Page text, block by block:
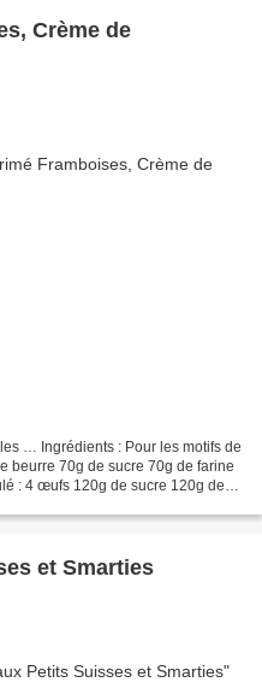
Crème de
… Ingrédients : Pour les motifs de
beurre 70g de sucre 70g de farine
: 4 œufs 120g de sucre 120g de
et Smarties